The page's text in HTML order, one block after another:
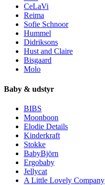
CeLaVi
Reima
Sofie Schnoor
Hummel
Didriksons
Hust and Claire
Bisgaard
Molo
Baby & udstyr
BIBS
Moonboon
Elodie Details
Kinderkraft
Stokke
BabyBjörn
Ergobaby
Jellycat
A Little Lovely Company